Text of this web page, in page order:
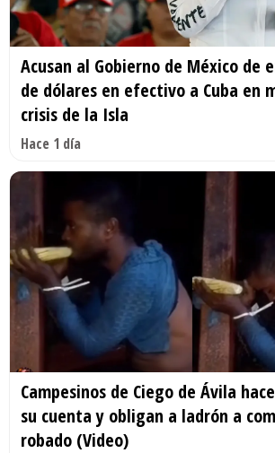
Acusan al Gobierno de México de
de dólares en efectivo a Cuba en
crisis de la Isla
Hace 1 día
Campesinos de Ciego de Ávila
su cuenta y obligan a ladrón a
robado (Video)